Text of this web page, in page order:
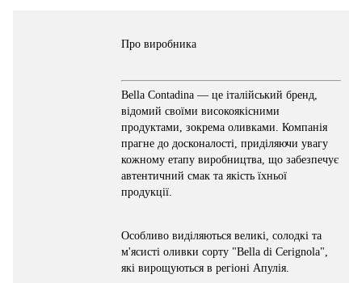
Про виробника
Bella Contadina — це італійський бренд,
відомий своїми високоякісними
продуктами, зокрема оливками. Компанія
прагне до досконалості, приділяючи увагу
кожному етапу виробництва, що забезпечує
автентичний смак та якість їхньої
продукції.
Особливо виділяються великі, солодкі та
м'ясисті оливки сорту "Bella di Cerignola",
які вирощуються в регіоні Апулія.